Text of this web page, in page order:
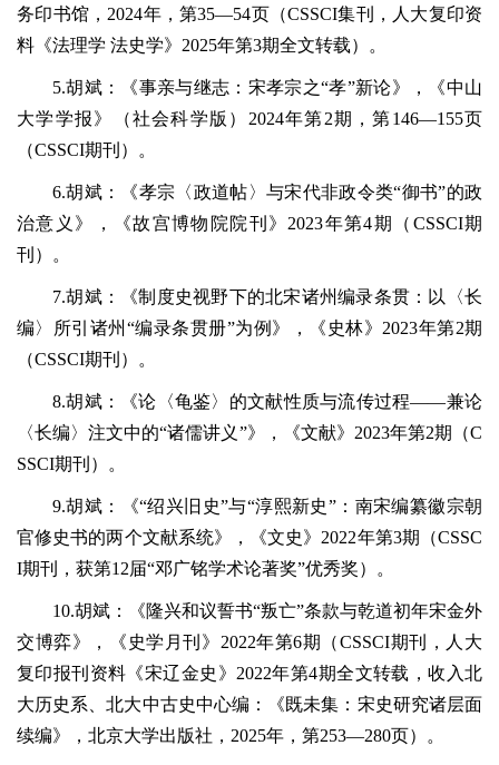
务印书馆，2024年，第35—54页（CSSCI集刊，人大复印资
料《法理学 法史学》2025年第3期全文转载）。
5.胡斌：《事亲与继志：宋孝宗之“孝”新论》，《中山
大学学报》（社会科学版）2024年第2期，第146—155页
（CSSCI期刊）。
6.胡斌：《孝宗〈政道帖〉与宋代非政令类“御书”的政
治意义》，《故宫博物院院刊》2023年第4期（CSSCI期
刊）。
7.胡斌：《制度史视野下的北宋诸州编录条贯：以〈长
编〉所引诸州“编录条贯册”为例》，《史林》2023年第2期
（CSSCI期刊）。
8.胡斌：《论〈龟鉴〉的文献性质与流传过程——兼论
〈长编〉注文中的“诸儒讲义”》，《文献》2023年第2期（C
SSCI期刊）。
9.胡斌：《“绍兴旧史”与“淳熙新史”：南宋编纂徽宗朝
官修史书的两个文献系统》，《文史》2022年第3期（CSSC
I期刊，获第12届“邓广铭学术论著奖”优秀奖）。
10.胡斌：《隆兴和议誓书“叛亡”条款与乾道初年宋金外
交博弈》，《史学月刊》2022年第6期（CSSCI期刊，人大
复印报刊资料《宋辽金史》2022年第4期全文转载，收入北
大历史系、北大中古史中心编：《既未集：宋史研究诸层面
续编》，北京大学出版社，2025年，第253—280页）。